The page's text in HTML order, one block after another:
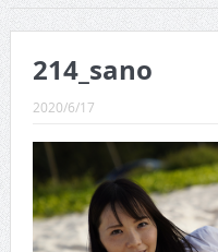
CINEMA×STYLE 290号
CINEMA×STYLE 289号
CINEMA×STYLE 288号
CINEMA×STYLE 287号
CINEMA×STYLE 286号
CINEMA×STYLE 285号
214_sano
2020/6/17